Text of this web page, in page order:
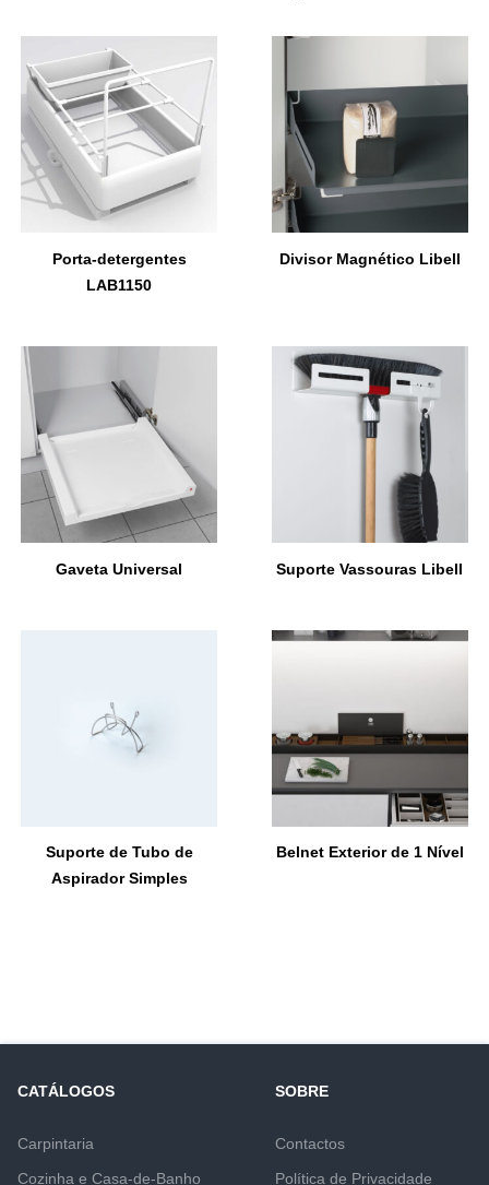
Porta-detergentes
LAB1150
Divisor Magnético Libell
Gaveta Universal Suporte Vassouras Libell
Suporte de Tubo de
Aspirador Simples
Belnet Exterior de 1 Nível
CATÁLOGOS
Carpintaria
Cozinha e Casa-de-Banho
SOBRE
Contactos
Política de Privacidade